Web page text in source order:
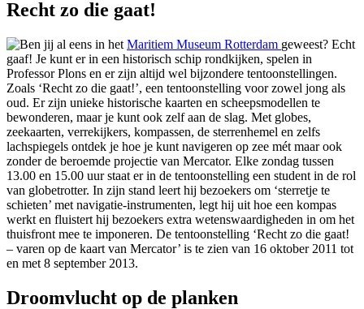
Recht zo die gaat!
Ben jij al eens in het Maritiem Museum Rotterdam geweest? Echt
gaaf! Je kunt er in een historisch schip rondkijken, spelen in
Professor Plons en er zijn altijd wel bijzondere tentoonstellingen.
Zoals ‘Recht zo die gaat!’, een tentoonstelling voor zowel jong als
oud. Er zijn unieke historische kaarten en scheepsmodellen te
bewonderen, maar je kunt ook zelf aan de slag. Met globes,
zeekaarten, verrekijkers, kompassen, de sterrenhemel en zelfs
lachspiegels ontdek je hoe je kunt navigeren op zee mét maar ook
zonder de beroemde projectie van Mercator. Elke zondag tussen
13.00 en 15.00 uur staat er in de tentoonstelling een student in de rol
van globetrotter. In zijn stand leert hij bezoekers om ‘sterretje te
schieten’ met navigatie-instrumenten, legt hij uit hoe een kompas
werkt en fluistert hij bezoekers extra wetenswaardigheden in om het
thuisfront mee te imponeren. De tentoonstelling ‘Recht zo die gaat!
– varen op de kaart van Mercator’ is te zien van 16 oktober 2011 tot
en met 8 september 2013.
Droomvlucht op de planken